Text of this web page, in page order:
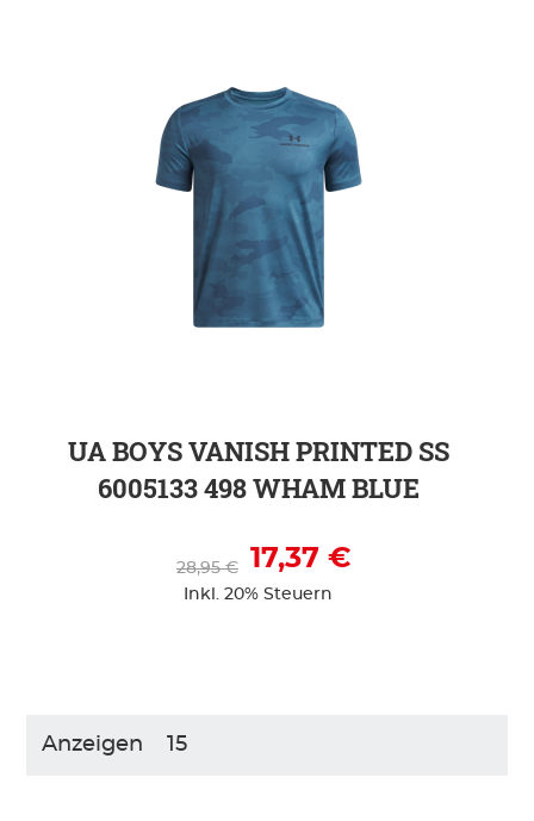
UA BOYS VANISH PRINTED SS
6005133 498 WHAM BLUE
17,37 €
28,95 €
Inkl. 20% Steuern
ZUR DETAILSEITE
Anzeigen